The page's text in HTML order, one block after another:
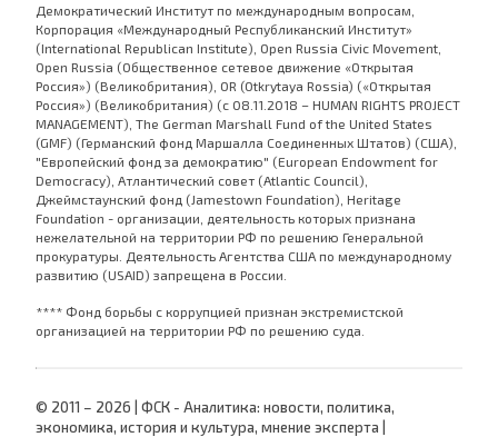
Демократический Институт по международным вопросам,
Корпорация «Международный Республиканский Институт»
(International Republican Institute), Open Russia Civic Movement,
Open Russia (Общественное сетевое движение «Открытая
Россия») (Великобритания), OR (Otkrytaya Rossia) («Открытая
Россия») (Великобритания) (с 08.11.2018 – HUMAN RIGHTS PROJECT
MANAGEMENT), The German Marshall Fund of the United States
(GMF) (Германский фонд Маршалла Соединенных Штатов) (США),
"Европейский фонд за демократию" (European Endowment for
Democracy), Атлантический совет (Atlantic Council),
Джеймстаунский фонд (Jamestown Foundation), Heritage
Foundation - организации, деятельность которых признана
нежелательной на территории РФ по решению Генеральной
прокуратуры. Деятельность Агентства США по международному
развитию (USAID) запрещена в России.
**** Фонд борьбы с коррупцией признан экстремистской
организацией на территории РФ по решению суда.
© 2011 – 2026 | ФСК - Аналитика: новости, политика,
экономика, история и культура, мнение эксперта |